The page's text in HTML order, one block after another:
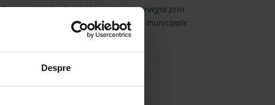
Despre
finanțat de Islanda, Liechtenstein și Norvegia prin
municipale și în operarea centrelor municipale